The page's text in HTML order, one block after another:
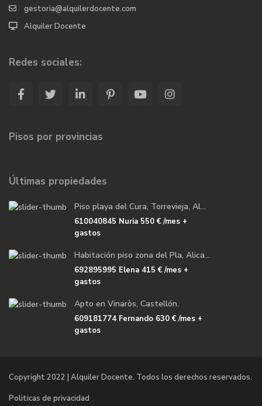
gestoria@alquilerdocente.com
Alquiler Docente
Redes sociales:
Pisos por provincias
Últimas propiedades
Piso playa del Cura, Torrevieja, Al...
610040845 Nuria 550 €/mes +
gastos
Habitación piso zona del Pla, Alica...
692895995 Elena 415 €/mes +
gastos
Apto en Vinaròs, Castellón.
609181774 Fernando 630 €/mes +
gastos
Copyright 2022 | Alquiler Docente. Todos los derechos reservados.
Politicas de privacidad